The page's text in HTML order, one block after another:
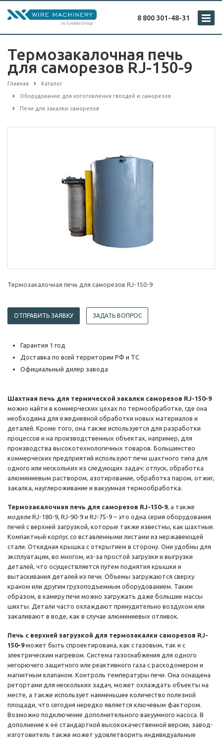
8 800 301-48-31
Термозакалочная печь
для саморезов RJ-150-9
Главная Каталог
Оборудование для изготовления гвоздей и саморезов
Печи для закалки саморезов
Термозакалочная печь для саморезов RJ-150-9
ОТПРАВИТЬ ЗАЯВКУ ЗАДАТЬ ВОПРОС
Гарантия 1 год
Доставка по всей территории РФ и ТС
Официальный дилер завода
Шахтная печь для термической закалки саморезов RJ-150-9
можно найти в коммерческих цехах по термообработке, где она
необходима для ежедневной обработки новых материалов и
деталей. Кроме того, она также используется для разработки
процессов и на производственных объектах, например, для
производства высокотехнологичных товаров. Большинство
коммерческих предприятий используют печи шахтного типа для
одного или нескольких из следующих задач: отпуск, обработка
алюминиевым раствором, азотирование, обработка паром, отжиг,
закалка, науглероживание и вакуумная термообработка.
Термозакалочная печь для саморезов RJ-150-9, а также
модели RJ-180-9, RJ-90-9 и RJ-75-9 – это одна серия оборудования
печей с верхней загрузкой, которые также известны, как шахтные.
Компактный корпус со вставленными листами из нержавеющей
стали. Откидная крышка с открытием в сторону. Они удобны для
эксплуатации, во многом, из-за простой загрузки и выгрузки
деталей, что осуществляется путем поднятия крышки и
вытаскивания деталей из печи. Объемы загружаются сверху
краном или другим грузоподъемным оборудованием. Таким
образом, в камеру печи можно загружать даже большие массы
шихты. Детали часто охлаждают принудительно воздухом или
закаливают в воде, как в случае алюминиевых отливок.
Печь с верхней загрузкой для термозакалки саморезов RJ-
150-9может быть спроектирована, как с газовым, так и с
электрическим нагревом. Система газоснабжения для одного
негорючего защитного или реактивного газа с расходомером и
магнитным клапаном. Контроль температуры печи. Она оснащена
ретортами для нескольких задач, может охлаждать объекты на
месте, а также использует наименьшее количество полезной
площади, что сегодня нередко является ключевым фактором.
Возможно подключение дополнительного вакуумного насоса. В
дополнение к её стандартной высококачественной версии, завод-
изготовитель также может удовлетворить индивидуальные